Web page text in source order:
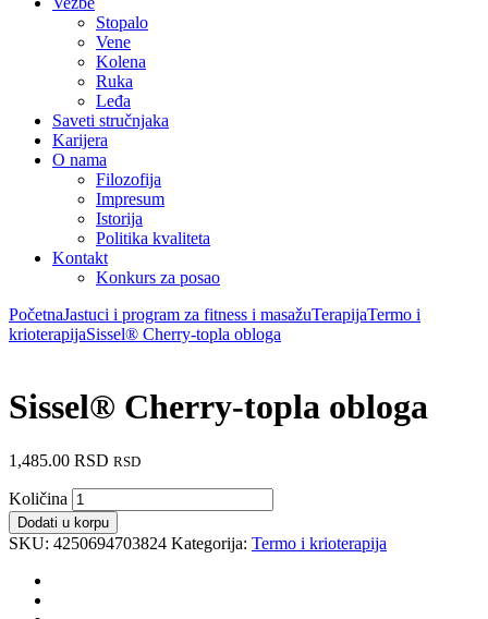
Stopalo
Vene
Kolena
Ruka
Leđa
Saveti stručnjaka
Karijera
O nama
Filozofija
Impresum
Istorija
Politika kvaliteta
Kontakt
Konkurs za posao
PočetnaJastuci i program za fitness i masažuTerapijaTermo i
krioterapijaSissel® Cherry-topla obloga
Sissel® Cherry-topla obloga
1,485.00 RSD RSD
Količina
Dodati u korpu
SKU: 4250694703824 Kategorija: Termo i krioterapija